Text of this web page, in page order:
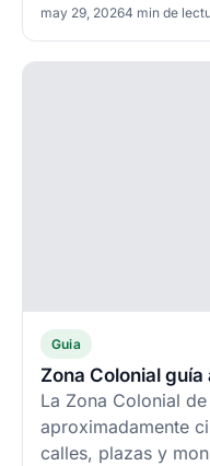
may 29, 20264 min de
Guia
Zona Colonial
La Zona Colonial
aproximadamente
calles, plazas y